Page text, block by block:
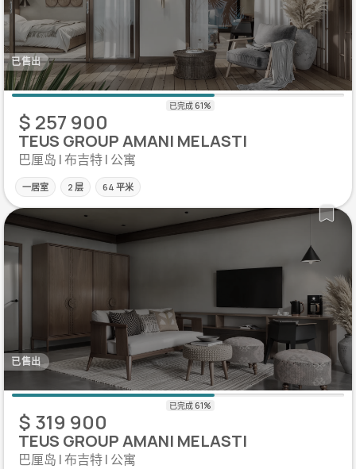
已售出
$ 257 900
TEUS GROUP AMANI MELASTI
巴厘岛 | 布吉特 | 公寓
一居室 2 层 64 平米
已售出
$ 319 900
TEUS GROUP AMANI MELASTI
巴厘岛 | 布吉特 | 公寓